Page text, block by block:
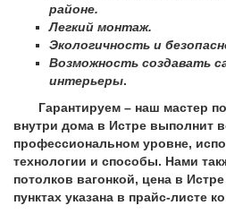
районе.
Легкий монтаж.
Экологичность и
Возможность создавать
интерьеры.
Гарантируем – наш мастер по
внутри дома в Истре выполнит
профессиональном уровне,
технологии и способы. Нами
потолков вагонкой, цена в
пунктах указана в прайс-листе